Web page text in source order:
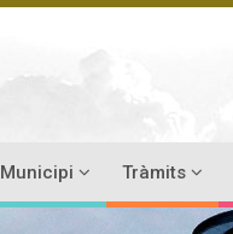
Municipi Tràmits